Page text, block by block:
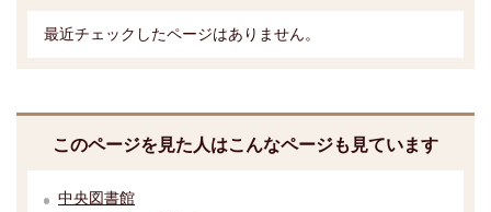
最近チェックしたページはありません。
このページを見た人はこんなページも見ています
中央図書館